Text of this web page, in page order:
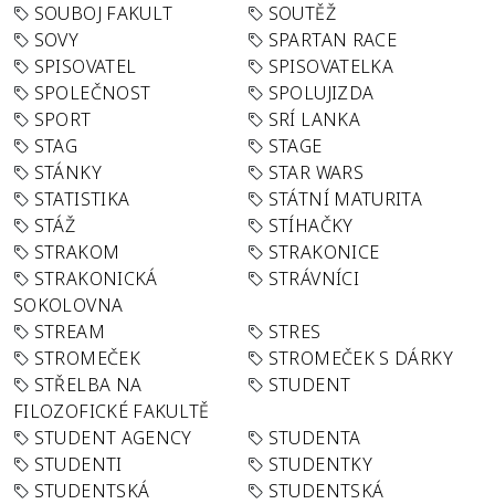
SOUBOJ FAKULT
SOUTĚŽ
SOVY
SPARTAN RACE
SPISOVATEL
SPISOVATELKA
SPOLEČNOST
SPOLUJIZDA
SPORT
SRÍ LANKA
STAG
STAGE
STÁNKY
STAR WARS
STATISTIKA
STÁTNÍ MATURITA
STÁŽ
STÍHAČKY
STRAKOM
STRAKONICE
STRAKONICKÁ
SOKOLOVNA
STRÁVNÍCI
STREAM
STRES
STROMEČEK
STROMEČEK S DÁRKY
STŘELBA NA
FILOZOFICKÉ FAKULTĚ
STUDENT
STUDENT AGENCY
STUDENTA
STUDENTI
STUDENTKY
STUDENTSKÁ
STUDENTSKÁ